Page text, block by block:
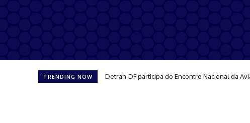
TRENDING NOW Detran-DF participa do Encontro Nacional da